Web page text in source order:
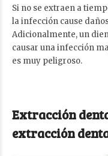
Si no se extraen a
la infección cause
Adicionalmente, un
causar una infección
es muy peligroso.
Extracción
extracción